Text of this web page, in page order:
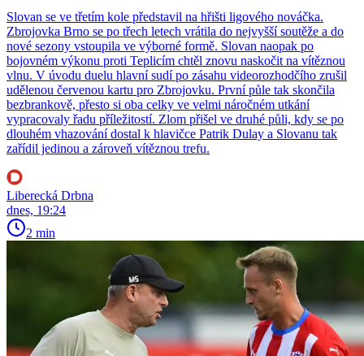
Slovan se ve třetím kole představil na hřišti ligového nováčka.
Zbrojovka Brno se po třech letech vrátila do nejvyšší soutěže a do
nové sezony vstoupila ve výborné formě. Slovan naopak po
bojovném výkonu proti Teplicím chtěl znovu naskočit na vítěznou
vlnu. V úvodu duelu hlavní sudí po zásahu videorozhodčího zrušil
udělenou červenou kartu pro Zbrojovku. První půle tak skončila
bezbrankově, přesto si oba celky ve velmi náročném utkání
vypracovaly řadu příležitostí. Zlom přišel ve druhé půli, kdy se po
dlouhém vhazování dostal k hlavičce Patrik Dulay a Slovanu tak
zařídil jedinou a zároveň vítěznou trefu.
Liberecká Drbna
dnes, 19:24
2 min